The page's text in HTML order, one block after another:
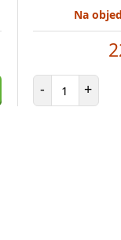
Na
- Počet
+